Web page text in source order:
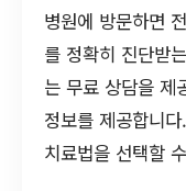
병원에 방문하면
를 정확히 진단받
는 무료 상담을 제
정보를 제공합니
치료법을 선택할